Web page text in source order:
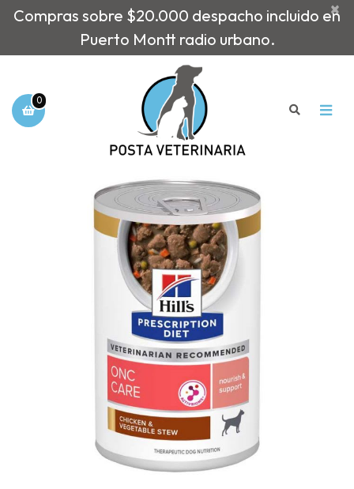
Compras sobre $20.000 despacho incluido en
Puerto Montt radio urbano.
×
0